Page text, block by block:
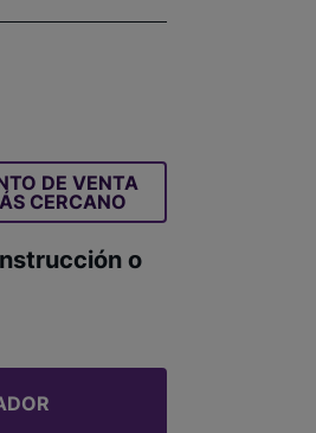
DE VENTA
CERCANO
o